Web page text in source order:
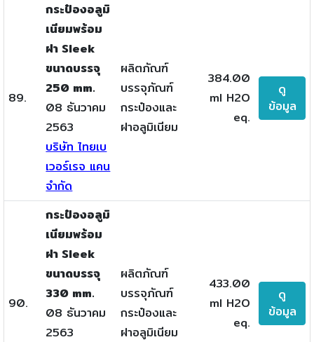
89.
กระป๋องอลูมิ
เนียมพร้อม
ฝา Sleek
ขนาดบรรจุ
250 mm.
08 ธันวาคม
2563
บริษัท ไทยเบ
เวอร์เรจ แคน
จำกัด
ผลิตภัณฑ์
บรรจุภัณฑ์
กระป๋องและ
ฝาอลูมิเนียม
384.00
ml H2O
eq.
ดู
ข้อมูล
90.
กระป๋องอลูมิ
เนียมพร้อม
ฝา Sleek
ขนาดบรรจุ
330 mm.
08 ธันวาคม
2563
ผลิตภัณฑ์
บรรจุภัณฑ์
กระป๋องและ
ฝาอลูมิเนียม
433.00
ml H2O
eq.
ดู
ข้อมูล